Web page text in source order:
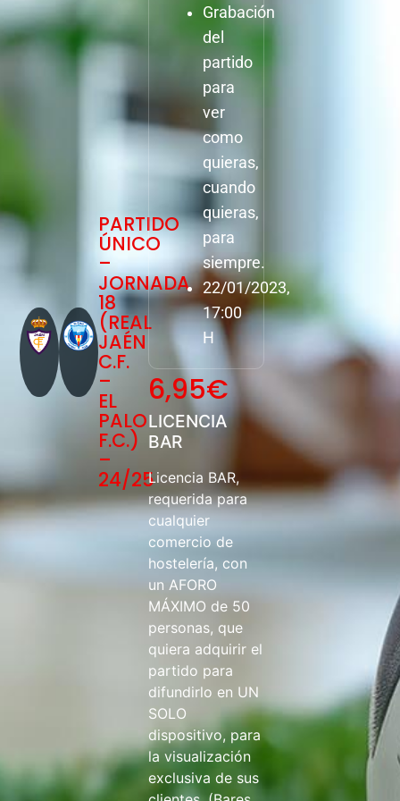
PARTIDO
ÚNICO
–
JORNADA
18
(REAL
JAÉN
C.F.
–
EL
PALO
F.C.)
–
24/25
Grabación
del
partido
para
ver
como
quieras,
cuando
quieras,
para
siempre.
22/01/2023,
17:00
H
6,95€
LICENCIA
BAR
Licencia BAR,
requerida para
cualquier
comercio de
hostelería, con
un AFORO
MÁXIMO de 50
personas, que
quiera adquirir el
partido para
difundirlo en UN
SOLO
dispositivo, para
la visualización
exclusiva de sus